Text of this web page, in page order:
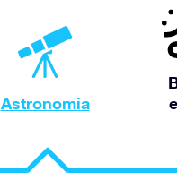
Astronomia